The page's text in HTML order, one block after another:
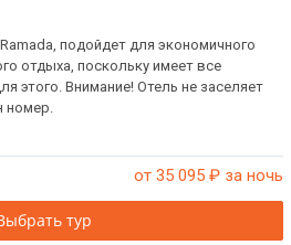
подойдет для экономичного
отдыха, поскольку имеет все
этого. Внимание! Отель не заселяет
номер.
от 35 095 ₽ за ночь
тур